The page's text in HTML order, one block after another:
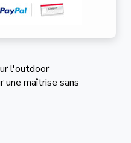
l'outdoor
maîtrise sans